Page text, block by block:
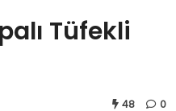
Tüfekli
48 0